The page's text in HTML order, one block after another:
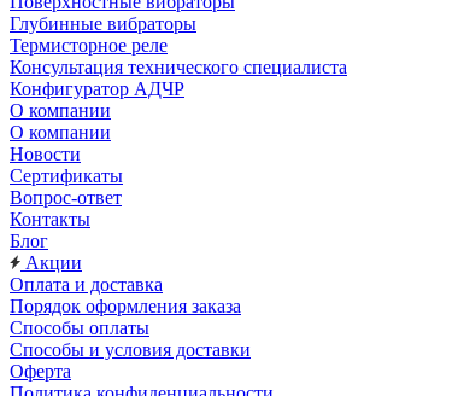
Глубинные вибраторы
Термисторное реле
Консультация технического специалиста
Конфигуратор АДЧР
О компании
О компании
Новости
Сертификаты
Вопрос-ответ
Контакты
Блог
Акции
Оплата и доставка
Порядок оформления заказа
Способы оплаты
Способы и условия доставки
Оферта